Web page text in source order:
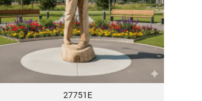
27751E